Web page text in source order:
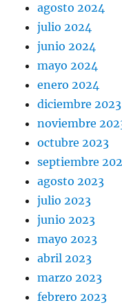
agosto 2024
julio 2024
junio 2024
mayo 2024
enero 2024
diciembre 2023
noviembre
octubre 2023
septiembre
agosto 2023
julio 2023
junio 2023
mayo 2023
abril 2023
marzo 2023
febrero 2023